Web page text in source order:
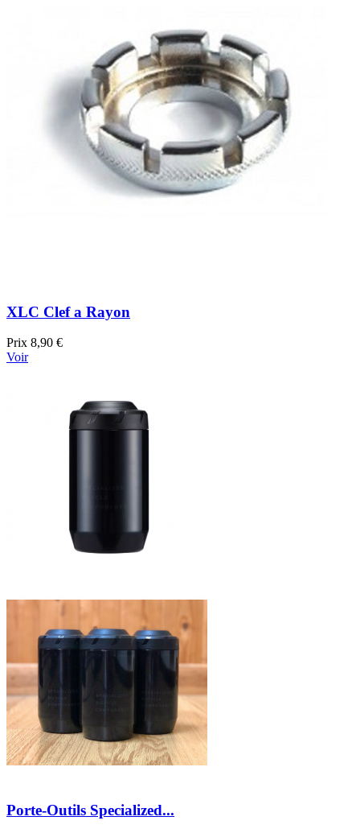
XLC Clef a Rayon
Prix 8,90 €
Voir
Porte-Outils Specialized...